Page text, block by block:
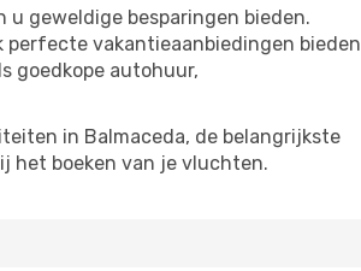
u geweldige besparingen bieden.
vakantieaanbiedingen bieden
goedkope autohuur,
in Balmaceda, de belangrijkste
het boeken van je vluchten.